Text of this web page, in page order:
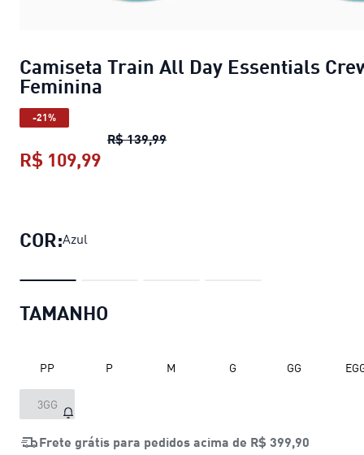
Camiseta Train All Day Essentials
Feminina
-21%
R$ 139,99Camiseta Train All Day
R$ 109,99
COR:Azul
TAMANHO
PP P M G GG
3GG
Frete grátis para pedidos acima de R$ 399,90